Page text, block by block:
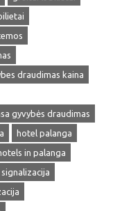
draudimas kaina
gyvybės draudimas
hotel palanga
in palanga